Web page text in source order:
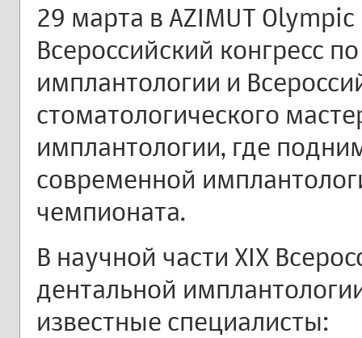
29 марта в AZIMUT
Всероссийский конгресс
имплантологии и
стоматологического
имплантологии, где
современной
чемпионата.
В научной части XIX
дентальной
известные специалисты: